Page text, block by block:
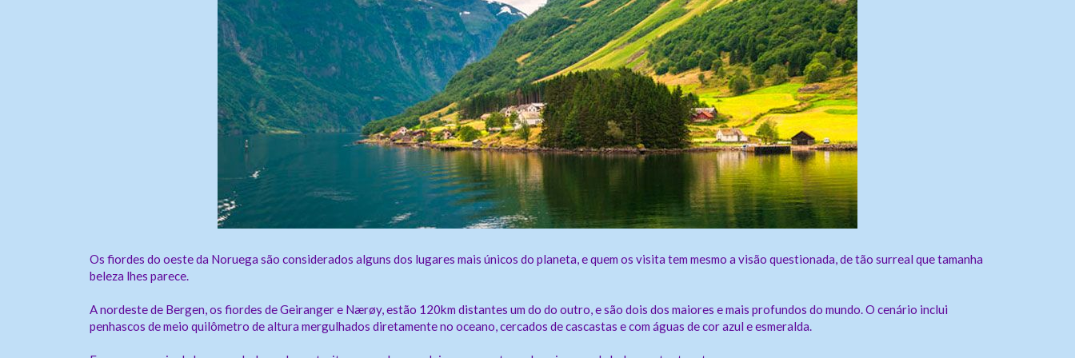
Os fiordes do oeste da Noruega são considerados alguns dos lugares mais únicos do planeta, e quem os visita tem mesmo a visão questionada, de tão surreal que tamanha
beleza lhes parece.
A nordeste de Bergen, os fiordes de Geiranger e Nærøy, estão 120km distantes um do do outro, e são dois dos maiores e mais profundos do mundo. O cenário inclui
penhascos de meio quilômetro de altura mergulhados diretamente no oceano, cercados de cascastas e com águas de cor azul e esmeralda.
Enviar
Enviar